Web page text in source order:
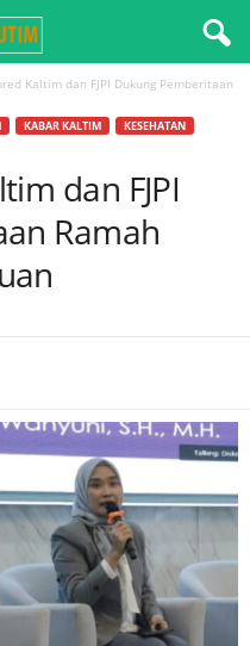
Kaltim dan FJPI Dukung Pemberitaan
KABAR KALTIM
KESEHATAN
dan FJPI
Ramah